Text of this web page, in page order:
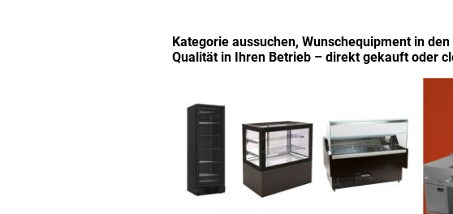
Kategorie aussuchen, Wunschequipment in
Qualität in Ihren Betrieb – direkt gekauft oder